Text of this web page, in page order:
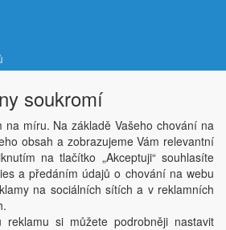
a.s. 2026,
soukromí
na míru. Na základě Vašeho chování na
obsah a zobrazujeme Vám relevantní
na tlačítko „Akceptuji“ souhlasíte
a předáním údajů o chování na webu
na sociálních sítích a v reklamních
reklamu si můžete podrobněji nastavit